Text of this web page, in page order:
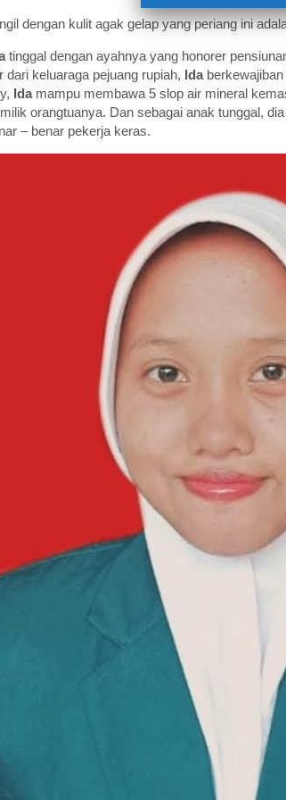
dengan kulit agak gelap yang periang ini
tinggal dengan ayahnya yang honorer
dari keluaraga pejuang rupiah, Idaberkewajiban
Ida mampu membawa 5 slop air mineral
orangtuanya. Dan sebagai anak tunggal,
– benar pekerja keras.